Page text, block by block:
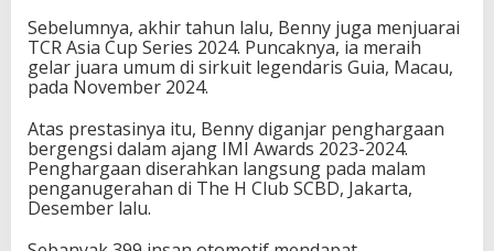
Sebelumnya, akhir tahun lalu, Benny juga menjuarai
TCR Asia Cup Series 2024. Puncaknya, ia meraih
gelar juara umum di sirkuit legendaris Guia, Macau,
pada November 2024.
Atas prestasinya itu, Benny diganjar penghargaan
bergengsi dalam ajang IMI Awards 2023-2024.
Penghargaan diserahkan langsung pada malam
penganugerahan di The H Club SCBD, Jakarta,
Desember lalu.